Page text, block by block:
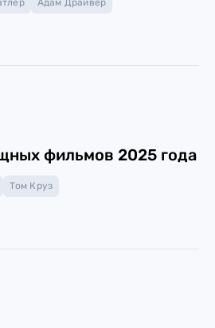
Адам Драйвер
фильмов 2025 года
Том Круз